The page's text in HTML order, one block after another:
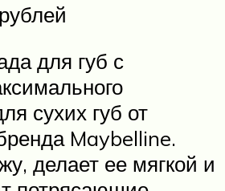
для губ с
сухих губ от
Maybelline.
делает ее мягкой и